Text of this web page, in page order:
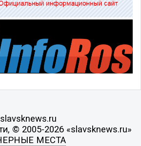
© 2005-2026 «slavsknews.ru»
МЕСТА